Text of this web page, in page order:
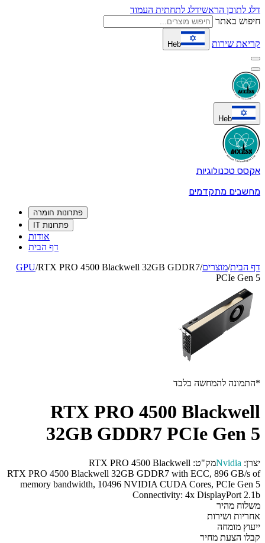
דלג לתוכן הראשידלג לתחתית העמוד
חיפוש באתר
קריאת שירות Heb
Heb
אקסס טכנולוגיות
מחשבים מתקדמים
פתרונות חומרה
פתרונות IT
אודות
דף הבית
דף הבית/מוצרים/
GPU/RTX PRO 4500 Blackwell 32GB GDDR7
PCIe Gen 5
*התמונה להמחשה בלבד
RTX PRO 4500 Blackwell
32GB GDDR7 PCIe Gen 5
יצרן: Nvidiaמק"ט: RTX PRO 4500 Blackwell
RTX PRO 4500 Blackwell 32GB GDDR7 with ECC, 896 GB/s of
memory bandwidth, 10496 NVIDIA CUDA Cores, PCIe Gen 5
Connectivity: 4x DisplayPort 2.1b
משלוח מהיר
אחריות ושירות
ייעוץ מומחה
קבלו הצעת מחיר